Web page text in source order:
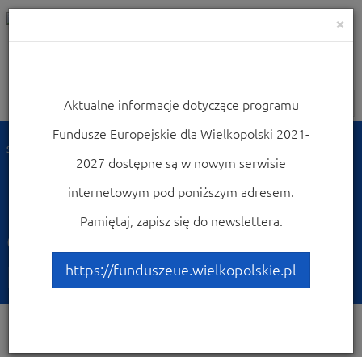
Nawigacja
Strona główna
Dowiedz się co zrobić, by dokonać zmian w projekcie
Dowiedz się co zrobić, by
dokonać zmian w
projekcie
×
Aktualne informacje dotyczące programu
Fundusze Europejskie dla Wielkopolski 2021-
2027 dostępne są w nowym serwisie
internetowym pod poniższym adresem.
Pamiętaj, zapisz się do newslettera.
https://funduszeue.wielkopolskie.pl